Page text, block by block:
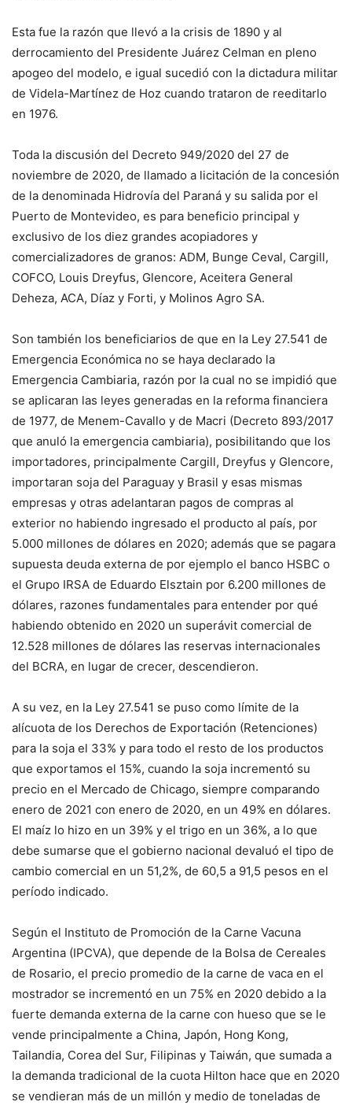
Esta fue la razón que llevó a la crisis de 1890 y al
derrocamiento del Presidente Juárez Celman en pleno
apogeo del modelo, e igual sucedió con la dictadura militar
de Videla-Martínez de Hoz cuando trataron de reeditarlo
en 1976.
Toda la discusión del Decreto 949/2020 del 27 de
noviembre de 2020, de llamado a licitación de la concesión
de la denominada Hidrovía del Paraná y su salida por el
Puerto de Montevideo, es para beneficio principal y
exclusivo de los diez grandes acopiadores y
comercializadores de granos: ADM, Bunge Ceval, Cargill,
COFCO, Louis Dreyfus, Glencore, Aceitera General
Deheza, ACA, Díaz y Forti, y Molinos Agro SA.
Son también los beneficiarios de que en la Ley 27.541 de
Emergencia Económica no se haya declarado la
Emergencia Cambiaria, razón por la cual no se impidió que
se aplicaran las leyes generadas en la reforma financiera
de 1977, de Menem-Cavallo y de Macri (Decreto 893/2017
que anuló la emergencia cambiaria), posibilitando que los
importadores, principalmente Cargill, Dreyfus y Glencore,
importaran soja del Paraguay y Brasil y esas mismas
empresas y otras adelantaran pagos de compras al
exterior no habiendo ingresado el producto al país, por
5.000 millones de dólares en 2020; además que se pagara
supuesta deuda externa de por ejemplo el banco HSBC o
el Grupo IRSA de Eduardo Elsztain por 6.200 millones de
dólares, razones fundamentales para entender por qué
habiendo obtenido en 2020 un superávit comercial de
12.528 millones de dólares las reservas internacionales
del BCRA, en lugar de crecer, descendieron.
A su vez, en la Ley 27.541 se puso como límite de la
alícuota de los Derechos de Exportación (Retenciones)
para la soja el 33% y para todo el resto de los productos
que exportamos el 15%, cuando la soja incrementó su
precio en el Mercado de Chicago, siempre comparando
enero de 2021 con enero de 2020, en un 49% en dólares.
El maíz lo hizo en un 39% y el trigo en un 36%, a lo que
debe sumarse que el gobierno nacional devaluó el tipo de
cambio comercial en un 51,2%, de 60,5 a 91,5 pesos en el
período indicado.
Según el Instituto de Promoción de la Carne Vacuna
Argentina (IPCVA), que depende de la Bolsa de Cereales
de Rosario, el precio promedio de la carne de vaca en el
mostrador se incrementó en un 75% en 2020 debido a la
fuerte demanda externa de la carne con hueso que se le
vende principalmente a China, Japón, Hong Kong,
Tailandia, Corea del Sur, Filipinas y Taiwán, que sumada a
la demanda tradicional de la cuota Hilton hace que en 2020
se vendieran más de un millón y medio de toneladas de